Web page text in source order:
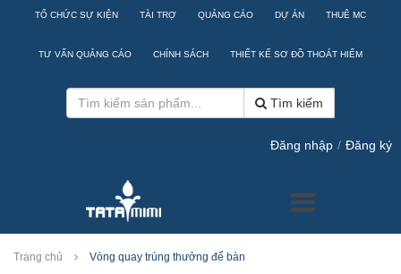
TỔ CHỨC SỰ KIỆN TÀI TRỢ QUẢNG CÁO DỰ ÁN THUÊ MC
TƯ VẤN QUẢNG CÁO CHÍNH SÁCH THIẾT KẾ SƠ ĐỒ THOÁT HIỂM
Tìm kiếm
Đăng nhập / Đăng ký
Trang chủ Vòng quay trúng thưởng để bàn